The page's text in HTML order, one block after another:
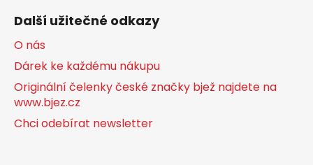
Další užitečné odkazy
O nás
Dárek ke každému nákupu
Originální čelenky české značky bjež najdete na
www.bjez.cz
Chci odebírat newsletter